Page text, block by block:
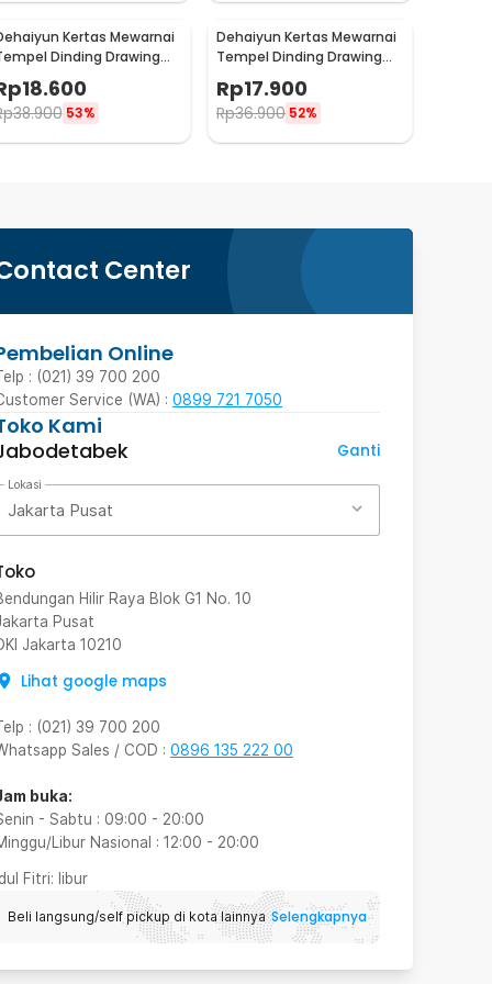
Kertas Mewarnai
Dinding Drawing
Paper Roll 3M Lovely
- HB30
18.600
38.900 53%
Dehaiyun Kertas Mewarnai
Tempel Dinding Drawing
- HB30
Rp17.900
Rp36.900 52%
Center
Online
: (021) 39 700 200
Service (WA) : 0899 721 7050
Kami
Ganti
Lokasi
Jakarta Pusat
Hilir Raya Blok G1 No. 10
Pusat
Jakarta 10210
Lihat google maps
: (021) 39 700 200
Sales / COD : 0896 135 222 00
buka:
- Sabtu : 09:00 - 20:00
Libur Nasional : 12:00 - 20:00
Fitri: libur
Beli langsung/self pickup di kota lainnya Selengkapnya